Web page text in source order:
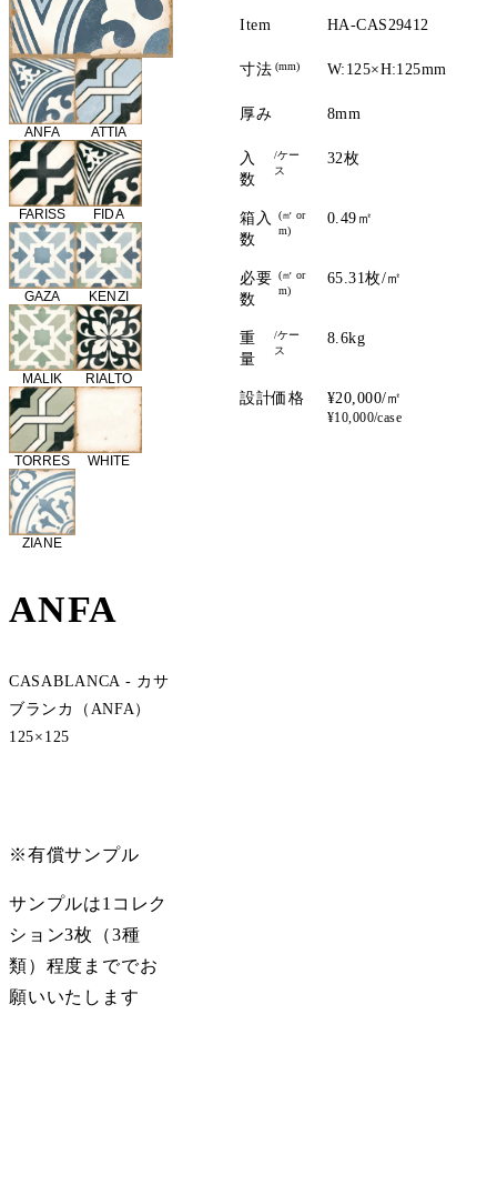
ANFA ATTIA
FARISS FIDA
GAZA KENZI
MALIK RIALTO
TORRES WHITE
ZIANE
ANFA
CASABLANCA - カサ
ブランカ（ANFA）
125×125
※有償サンプル
サンプルは1コレク
ション3枚（3種
類）程度まででお
願いいたします
Item
寸法 (mm)
厚み
入
数
/ケー
ス
箱入
数
(㎡ or
m)
必要
数
(㎡ or
m)
重
量
/ケー
ス
設計価格
HA-CAS29412
W:125×H:125mm
8mm
32枚
0.49㎡
65.31枚/㎡
8.6kg
¥20,000/㎡
¥10,000/case